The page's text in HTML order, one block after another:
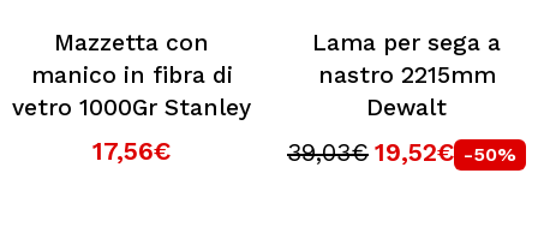
Mazzetta con
manico in fibra di
vetro 1000Gr Stanley
17,56€
Lama per sega a
nastro 2215mm
Dewalt
39,03€ 19,52€ -50%